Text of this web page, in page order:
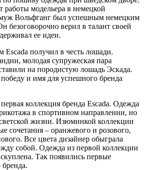
модельера в немецкой
Вольфганг был успешным немецким
безоговорочно верил в талант своей
ее идеи.
получил в честь лошади.
молодая супружеская пара
на породистую лошадь Эскада.
и имя для успешного бренда
коллекция бренда Escada. Одежда
в спортивном направлении, но
светской жизни. Изюминкой коллекции
сочетания – оранжевого и розового,
Все цвета дизайнер обыграла
собой. Одежда из первой коллекции
Так появились первые